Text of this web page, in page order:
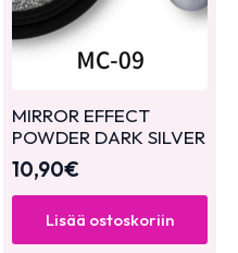
MIRROR EFFECT
POWDER DARK SILVER
10,90€
Lisää ostoskoriin